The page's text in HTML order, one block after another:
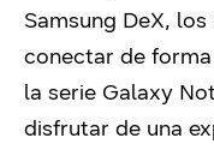
Samsung DeX,
conectar de
la serie Galaxy
disfrutar de una